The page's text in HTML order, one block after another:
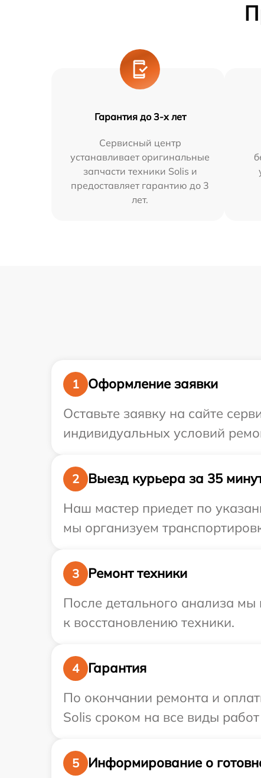
Гарантия до 3-х лет
Сервисный центр
устанавливает оригинальные
запчасти техники Solis и
предоставляет гарантию до 3
лет.
1
Оформление заявки
Оставьте заявку на сайте
индивидуальных условий
2
Выезд курьера за 35
Наш мастер приедет по
мы организуем
3
Ремонт техники
После детального анализа мы
к восстановлению техники.
4
Гарантия
По окончании ремонта и
Solis сроком на все виды
5
Информирование о